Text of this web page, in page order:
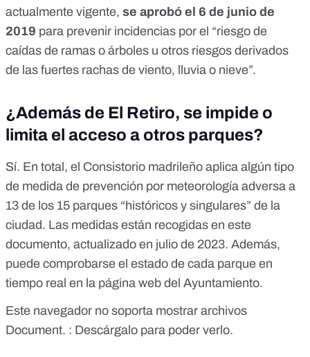
actualmente vigente, se aprobó el 6 de junio de
2019 para prevenir incidencias por el “riesgo de
caídas de ramas o árboles u otros riesgos derivados
de las fuertes rachas de viento, lluvia o nieve”.
¿Además de El Retiro, se impide o
limita el acceso a otros parques?
Sí. En total, el Consistorio madrileño aplica algún tipo
de medida de prevención por meteorología adversa a
13 de los 15 parques “históricos y singulares” de la
ciudad. Las medidas están recogidas en este
documento, actualizado en julio de 2023. Además,
puede comprobarse el estado de cada parque en
tiempo real en la página web del Ayuntamiento.
Este navegador no soporta mostrar archivos
Document. : Descárgalo para poder verlo.